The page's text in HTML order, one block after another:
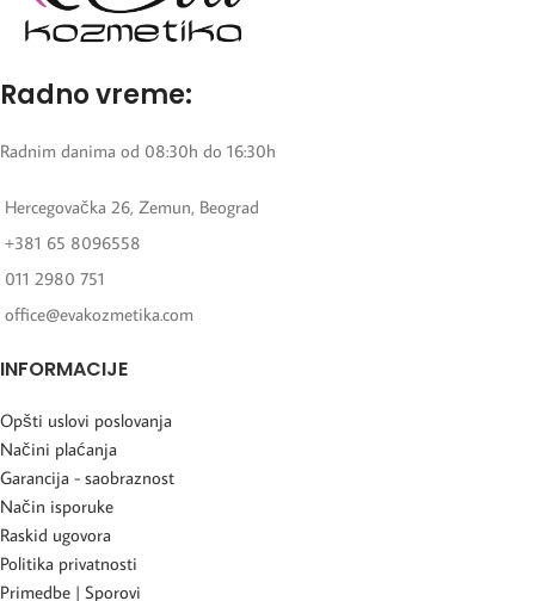
Radno vreme:
Radnim danima od 08:30h do 16:30h
Hercegovačka 26, Zemun, Beograd
+381 65 8096558
011 2980 751
office@evakozmetika.com
INFORMACIJE
Opšti uslovi poslovanja
Načini plaćanja
Garancija - saobraznost
Način isporuke
Raskid ugovora
Politika privatnosti
Primedbe | Sporovi